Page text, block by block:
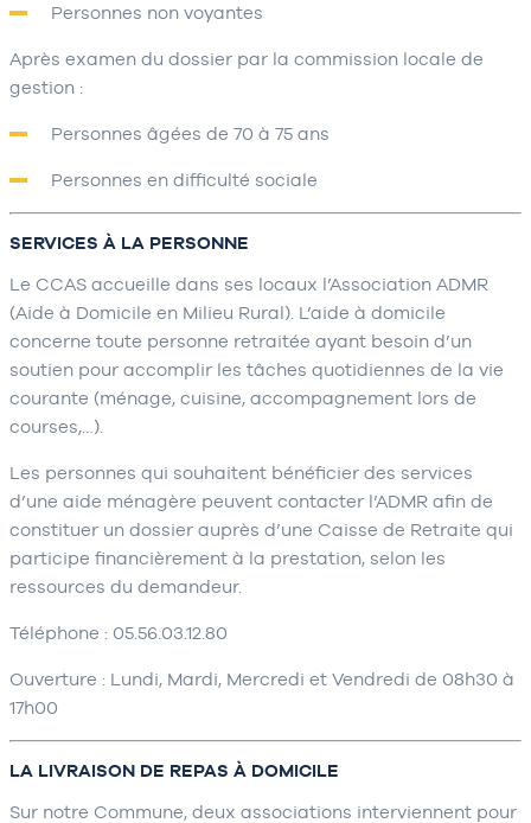
Personnes non voyantes
Après examen du dossier par la commission locale de
gestion :
Personnes âgées de 70 à 75 ans
Personnes en difficulté sociale
SERVICES À LA PERSONNE
Le CCAS accueille dans ses locaux l’Association ADMR
(Aide à Domicile en Milieu Rural). L’aide à domicile
concerne toute personne retraitée ayant besoin d’un
soutien pour accomplir les tâches quotidiennes de la vie
courante (ménage, cuisine, accompagnement lors de
courses,…).
Les personnes qui souhaitent bénéficier des services
d’une aide ménagère peuvent contacter l’ADMR afin de
constituer un dossier auprès d’une Caisse de Retraite qui
participe financièrement à la prestation, selon les
ressources du demandeur.
Téléphone : 05.56.03.12.80
Ouverture : Lundi, Mardi, Mercredi et Vendredi de 08h30 à
17h00
LA LIVRAISON DE REPAS À DOMICILE
Sur notre Commune, deux associations interviennent pour